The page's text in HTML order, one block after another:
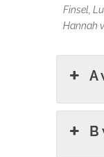
Finsel,
Hannah
A
B